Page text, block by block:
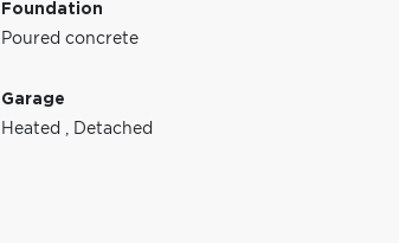
Foundation
Poured concrete
Garage
Heated , Detached